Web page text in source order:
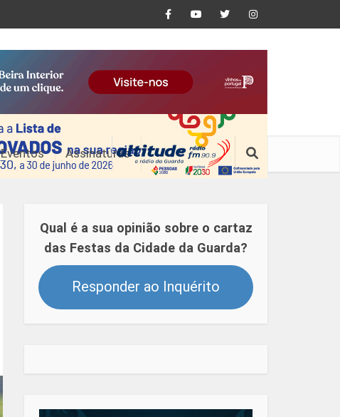
Eventos Assinaturas
Qual é a sua opinião sobre o cartaz
das Festas da Cidade da Guarda?
Responder ao Inquérito